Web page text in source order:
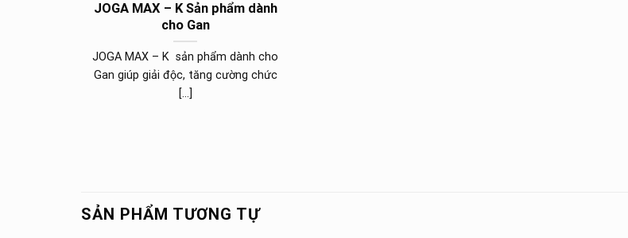
JOGA MAX – K Sản phẩm dành
cho Gan
JOGA MAX – K sản phẩm dành cho
Gan giúp giải độc, tăng cường chức
[...]
SẢN PHẨM TƯƠNG TỰ